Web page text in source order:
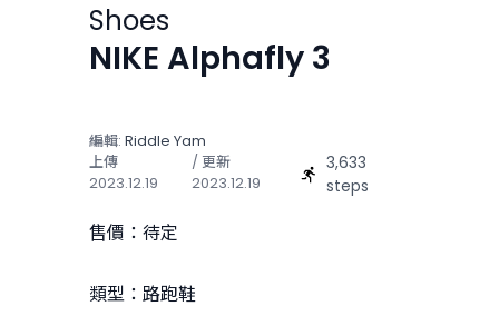
Shoes
NIKE Alphafly 3
編輯: Riddle Yam
上傳
2023.12.19
/ 更新
2023.12.19
3,633
steps
售價：待定
類型：路跑鞋